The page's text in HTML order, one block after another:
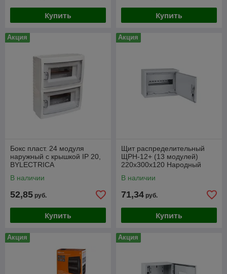
Купить Купить
Акция
Бокс пласт. 24 модуля
наружный с крышкой IP 20,
BYLECTRICA
В наличии
52,85 руб.
Купить
Акция
Щит распределительный
ЩРН-12+ (13 модулей)
220х300х120 Народный
В наличии
71,34 руб.
Купить
Акция Акция